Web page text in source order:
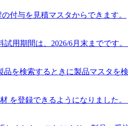
付与を見積マスタからできます。
用期間は、2026/6月末までです
を検索するときに製品マスタを
を登録できるようになりました